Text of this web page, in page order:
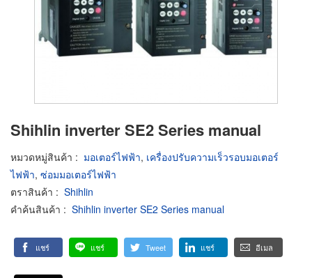
Shihlin inverter SE2 Series manual
หมวดหมู่สินค้า : มอเตอร์ไฟฟ้า, เครื่องปรับความเร็วรอบมอเตอร์
ไฟฟ้า, ซ่อมมอเตอร์ไฟฟ้า
ตราสินค้า : Shihlin
คำค้นสินค้า : Shihlin inverter SE2 Series manual
แชร์ แชร์ Tweet แชร์ อีเมล